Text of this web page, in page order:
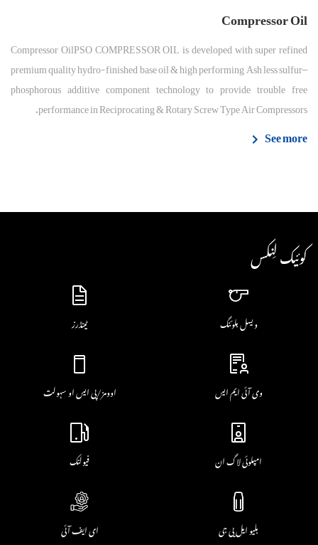
Compressor Oil
Compressor OilPSO COMPRESSOR OIL is developed with super refined
premium quality hydro-finished base oil & high performing Ash less sulfur–
phosphorous additive component technology to provide trouble free
performance in Reciprocating & Rotary Screw Type Air Compressors.
See more
کوئیک لِنکس
ویسل بلوئنگ ٹینڈرز
وی آئی ایم ایس اوومز/پی ایس او سہولت
امپلوئی لاگ ان فیولنک
بلیو ایل پی جی ای ایف آئی